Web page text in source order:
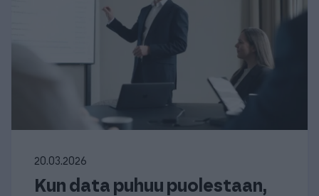
20.03.2026
Kun data puhuu puolestaan,